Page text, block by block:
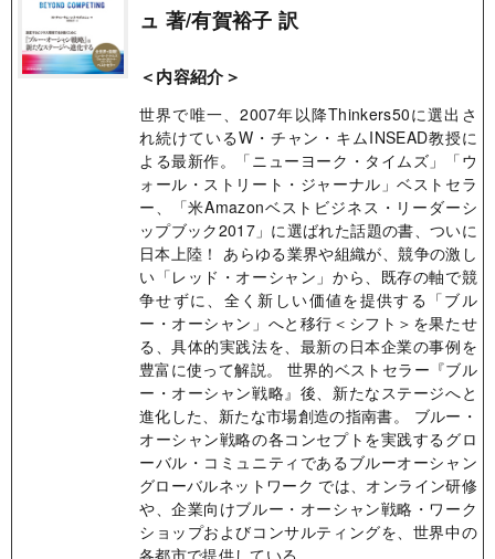
ュ 著/有賀裕子 訳
＜内容紹介＞
世界で唯一、2007年以降Thinkers50に選出さ
れ続けているW・チャン・キムINSEAD教授に
よる最新作。「ニューヨーク・タイムズ」「ウ
ォール・ストリート・ジャーナル」ベストセラ
ー、「米Amazonベストビジネス・リーダーシ
ップブック2017」に選ばれた話題の書、ついに
日本上陸！ あらゆる業界や組織が、競争の激し
い「レッド・オーシャン」から、既存の軸で競
争せずに、全く新しい価値を提供する「ブル
ー・オーシャン」へと移行＜シフト＞を果たせ
る、具体的実践法を、最新の日本企業の事例を
豊富に使って解説。 世界的ベストセラー『ブル
ー・オーシャン戦略』後、新たなステージへと
進化した、新たな市場創造の指南書。 ブルー・
オーシャン戦略の各コンセプトを実践するグロ
ーバル・コミュニティであるブルーオーシャン
グローバルネットワーク では、オンライン研修
や、企業向けブルー・オーシャン戦略・ワーク
ショップおよびコンサルティングを、世界中の
各都市で提供している。